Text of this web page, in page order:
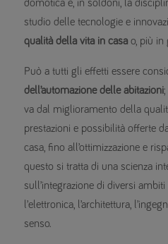
domotica è, in soldoni, la
studio delle tecnologie e
qualità della vita in casa o, più in
Può a tutti gli effetti essere
dell’automazione delle abitazioni
va dal miglioramento della
prestazioni e possibilità offerte
casa, fino all’ottimizzazione e
questo si tratta di una scienza
sull’integrazione di diversi ambiti
l’elettronica, l’architettura,
senso.